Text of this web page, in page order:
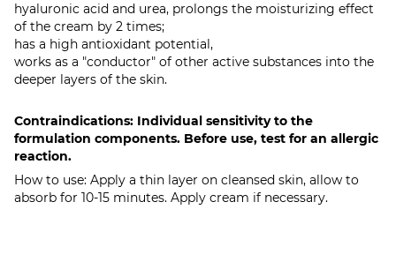
hyaluronic acid and urea, prolongs the moisturizing effect
of the cream by 2 times;
has a high antioxidant potential,
works as a "conductor" of other active substances into the
deeper layers of the skin.
Contraindications: Individual sensitivity to the
formulation components. Before use, test for an allergic
reaction.
How to use: Apply a thin layer on cleansed skin, allow to
absorb for 10-15 minutes. Apply cream if necessary.